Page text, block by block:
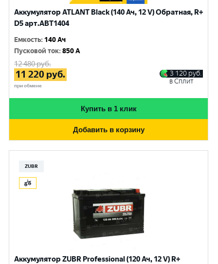
Аккумулятор ATLANT Black (140 Ач, 12 V) Обратная, R+
D5 арт.ABT1404
Емкость: 140 Ач
Пусковой ток:850 A
12 480руб.
11 220 руб.
при обмене
3 120 руб.
в Сплит
Купить в 1 клик
Добавить в корзину
ZUBR
Аккумулятор ZUBR Professional (120 Ач, 12 V) R+